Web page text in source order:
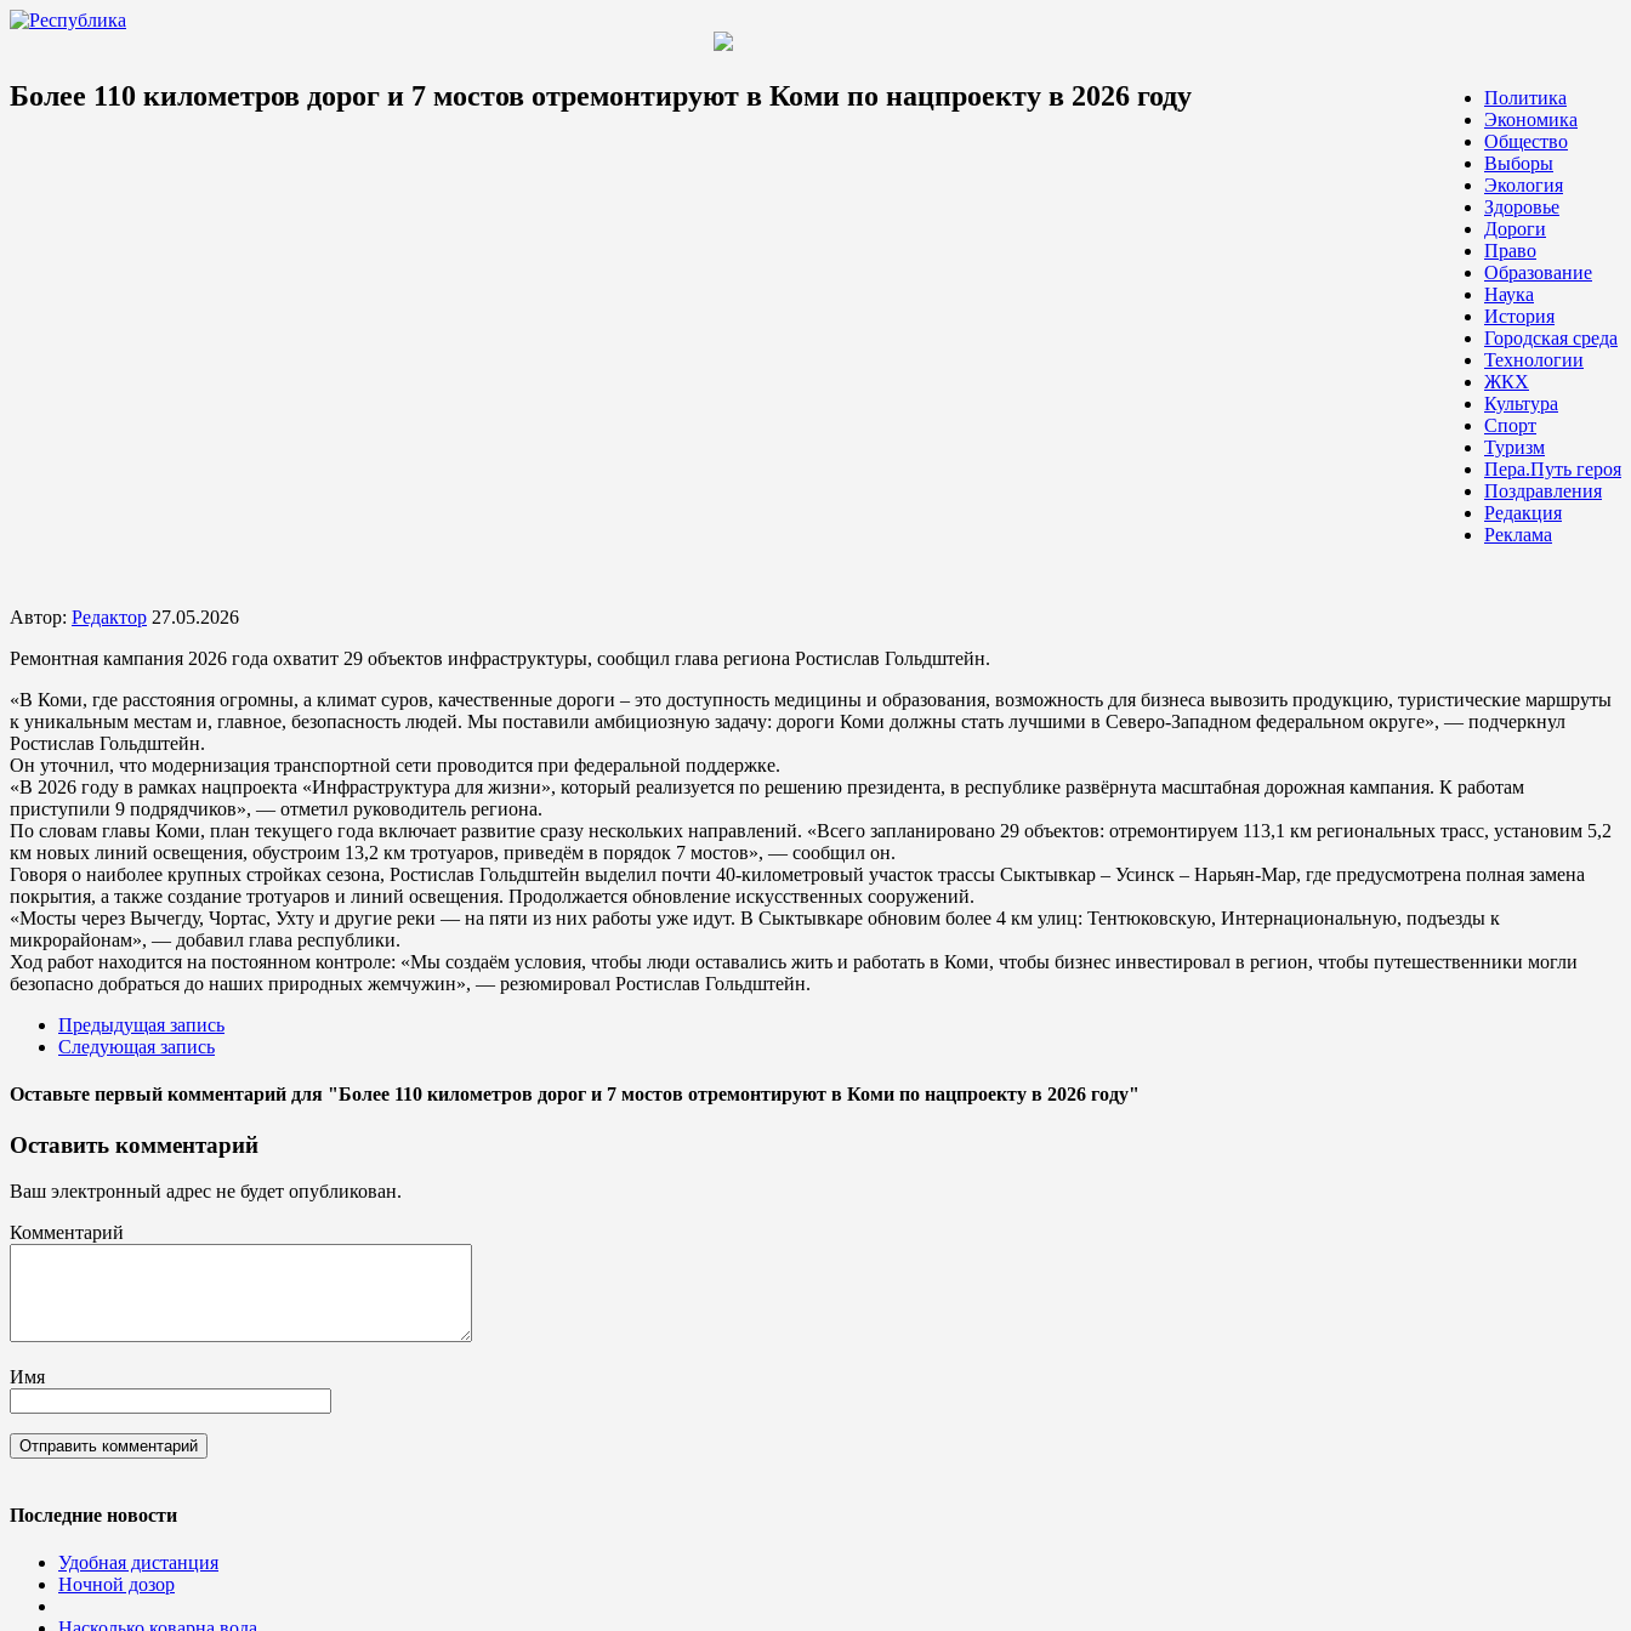
Политика
Экономика
Общество
Выборы
Экология
Здоровье
Дороги
Право
Образование
Наука
История
Городская среда
Технологии
ЖКХ
Культура
Спорт
Туризм
Пера.Путь героя
Поздравления
Редакция
Реклама
Более 110 километров дорог и 7 мостов отремонтируют в Коми по нацпроекту в 2026 году
Автор: Редактор 27.05.2026
Ремонтная кампания 2026 года охватит 29 объектов инфраструктуры, сообщил глава региона Ростислав Гольдштейн.
«В Коми, где расстояния огромны, а климат суров, качественные дороги – это доступность медицины и образования, возможность для бизнеса вывозить продукцию, туристические маршруты
к уникальным местам и, главное, безопасность людей. Мы поставили амбициозную задачу: дороги Коми должны стать лучшими в Северо-Западном федеральном округе», — подчеркнул
Ростислав Гольдштейн.
Он уточнил, что модернизация транспортной сети проводится при федеральной поддержке.
«В 2026 году в рамках нацпроекта «Инфраструктура для жизни», который реализуется по решению президента, в республике развёрнута масштабная дорожная кампания. К работам
приступили 9 подрядчиков», — отметил руководитель региона.
По словам главы Коми, план текущего года включает развитие сразу нескольких направлений. «Всего запланировано 29 объектов: отремонтируем 113,1 км региональных трасс, установим 5,2
км новых линий освещения, обустроим 13,2 км тротуаров, приведём в порядок 7 мостов», — сообщил он.
Говоря о наиболее крупных стройках сезона, Ростислав Гольдштейн выделил почти 40-километровый участок трассы Сыктывкар – Усинск – Нарьян-Мар, где предусмотрена полная замена
покрытия, а также создание тротуаров и линий освещения. Продолжается обновление искусственных сооружений.
«Мосты через Вычегду, Чортас, Ухту и другие реки — на пяти из них работы уже идут. В Сыктывкаре обновим более 4 км улиц: Тентюковскую, Интернациональную, подъезды к
микрорайонам», — добавил глава республики.
Ход работ находится на постоянном контроле: «Мы создаём условия, чтобы люди оставались жить и работать в Коми, чтобы бизнес инвестировал в регион, чтобы путешественники могли
безопасно добраться до наших природных жемчужин», — резюмировал Ростислав Гольдштейн.
Предыдущая запись
Следующая запись
Оставьте первый комментарий для "Более 110 километров дорог и 7 мостов отремонтируют в Коми по нацпроекту в 2026 году"
Оставить комментарий
Ваш электронный адрес не будет опубликован.
Комментарий
Имя
Последние новости
Удобная дистанция
Ночной дозор